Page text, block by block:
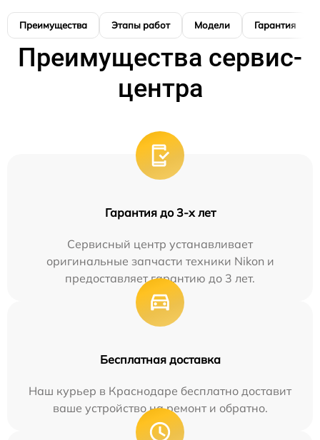
Преимущества Этапы работ Модели Гарантия
Преимущества сервис-
центра
Гарантия до 3-х лет
Сервисный центр устанавливает
оригинальные запчасти техники Nikon и
предоставляет гарантию до 3 лет.
Бесплатная доставка
Наш курьер в Краснодаре бесплатно доставит
ваше устройство на ремонт и обратно.